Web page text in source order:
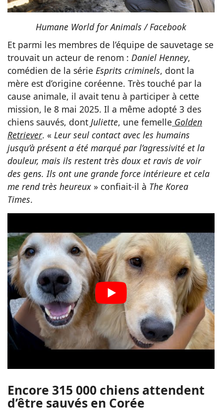
Humane World for Animals / Facebook
Et parmi les membres de l’équipe de sauvetage se
trouvait un acteur de renom : Daniel Henney,
comédien de la série Esprits criminels, dont la
mère est d’origine coréenne. Très touché par la
cause animale, il avait tenu à participer à cette
mission, le 8 mai 2025. Il a même adopté 3 des
chiens sauvés, dont Juliette, une femelle Golden
Retriever. « Leur seul contact avec les humains
jusqu’à présent a été marqué par l’agressivité et la
douleur, mais ils restent très doux et ravis de voir
des gens. Ils ont une grande force intérieure et cela
me rend très heureux » confiait-il à The Korea
Times.
Encore 315 000 chiens attendent
d’être sauvés en Corée